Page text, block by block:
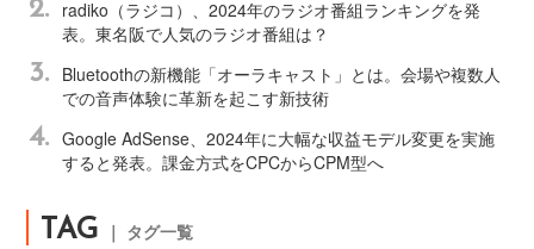
2.
radiko（ラジコ）、2024年のラジオ番組ランキングを発
表。東名阪で人気のラジオ番組は？
3.
Bluetoothの新機能「オーラキャスト」とは。会場や複数人
での音声体験に革新を起こす新技術
4. Google AdSense、2024年に大幅な収益モデル変更を実施
すると発表。課金方式をCPCからCPM型へ
TAG ｜ タグ一覧